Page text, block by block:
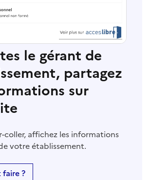
le gérant de
partagez
sur
coller, affichez les informations
votre établissement.
?